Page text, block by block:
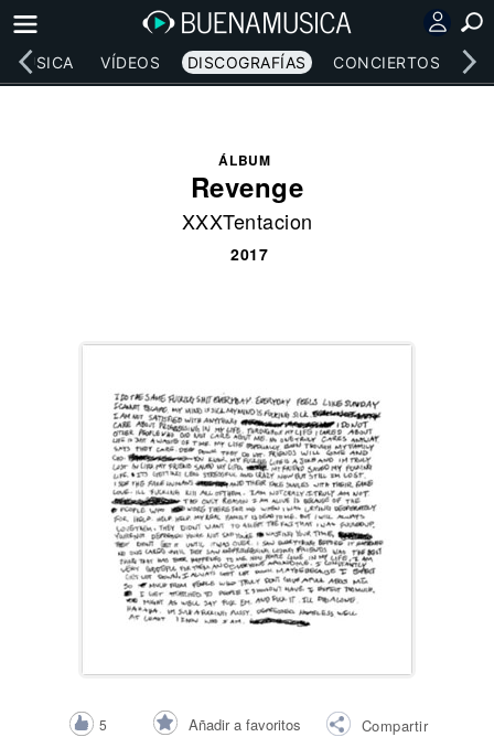
MÚSICA VÍDEOS DISCOGRAFÍAS CONCIERTOS
ÁLBUM
Revenge
XXXTentacion
2017
5 Añadir a favoritos Compartir